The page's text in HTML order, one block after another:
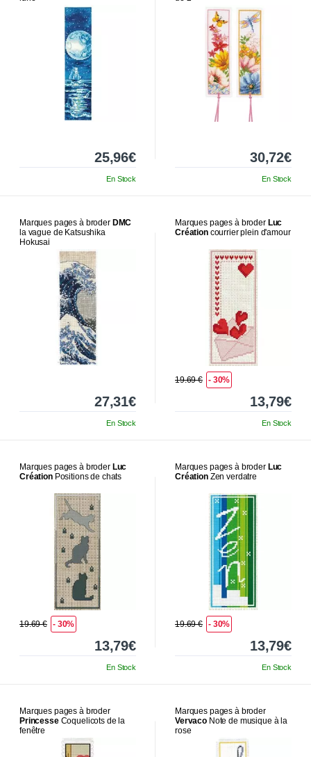
25,96€
En Stock
30,72€
En Stock
Marques pages à broder DMC
la vague de Katsushika
Hokusai
27,31€
En Stock
Marques pages à broder Luc
Créationcourrier plein d'amour
19.69 € - 30%
13,79€
En Stock
Marques pages à broder Luc
CréationPositions de chats
19.69 € - 30%
13,79€
En Stock
Marques pages à broder Luc
CréationZen verdatre
19.69 € - 30%
13,79€
En Stock
Marques pages à broder
PrincesseCoquelicots de la
fenêtre
Marques pages à broder
Vervaco Note de musique à la
rose